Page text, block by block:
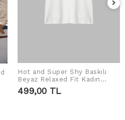
SEPETE EKLE
Hot and Super Shy Baskılı
Beyaz Relaxed Fit Kadın
Tshirt
499,00 TL